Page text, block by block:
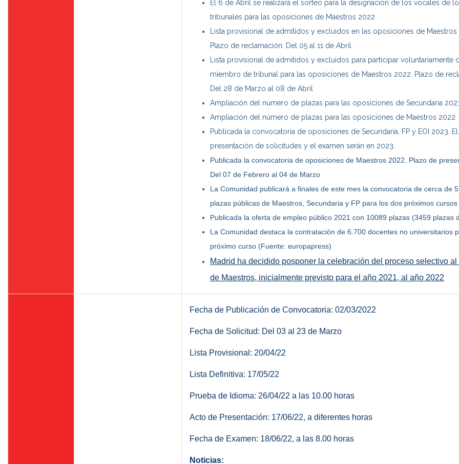
El 6 de Abril se realizará el sorteo para la designación de los vocales de
tribunales para las oposiciones de Maestros 2022
Lista provisional de admitidos y excluidos en las oposiciones de Maestros
Plazo de reclamación: Del 05 al 11 de Abril
Lista provisional de admitidos y excluidos para participar voluntariamente
miembro de tribunal para las oposiciones de Maestros 2022. Plazo de
Del 28 de Marzo al 08 de Abril
Ampliación del número de plazas para las oposiciones de Secundaria
Ampliación del número de plazas para las oposiciones de Maestros 2022
Publicada la convocatoria de oposiciones de Secundaria, FP y EOI 2023.
presentación de solicitudes y el examen serán en 2023.
Publicada la convocatoria de oposiciones de Maestros 2022. Plazo de
Del 07 de Febrero al 04 de Marzo
La Comunidad publicará a finales de este mes la convocatoria de cerca de
plazas públicas de Maestros, Secundaria y FP para los dos próximos cursos
Publicada la oferta de empleo público 2021 con 10089 plazas (3459 plazas
La Comunidad destaca la contratación de 6.700 docentes no universitarios
próximo curso (Fuente: europapress)
Madrid ha decidido posponer la celebración del proceso selectivo
de Maestros, inicialmente previsto para el año 2021, al año 2022
Fecha de Publicación de Convocatoria: 02/03/2022
Fecha de Solicitud: Del 03 al 23 de Marzo
Lista Provisional: 20/04/22
Lista Definitiva: 17/05/22
Prueba de Idioma: 26/04/22 a las 10.00 horas
Acto de Presentación: 17/06/22, a diferentes horas
Fecha de Examen: 18/06/22, a las 8.00 horas
Noticias: